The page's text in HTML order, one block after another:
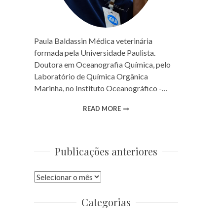
Paula Baldassin Médica veterinária
formada pela Universidade Paulista.
Doutora em Oceanografia Química, pelo
Laboratório de Química Orgânica
Marinha, no Instituto Oceanográfico -…
READ MORE
Publicações anteriores
Publicações
Categorias